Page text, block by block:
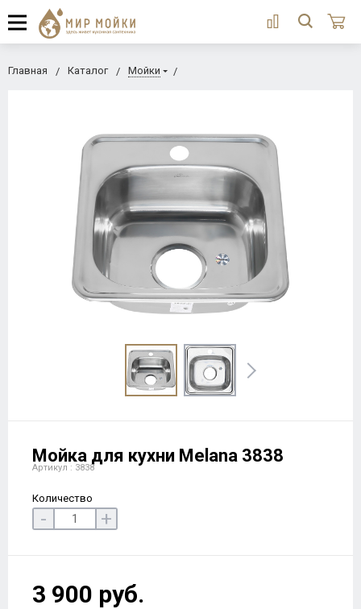
Главная Каталог Мойки
Мойка для кухни Melana 3838
Артикул : 3838
Количество
- +
3 900 руб.